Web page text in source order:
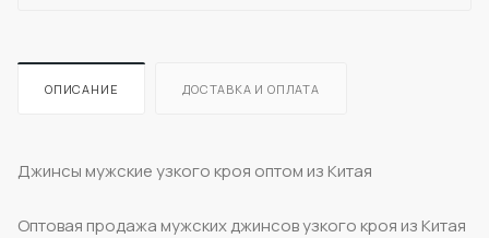
ОПИСАНИЕ ДОСТАВКА И ОПЛАТА
Джинсы мужские узкого кроя оптом из Китая
Оптовая продажа мужских джинсов узкого кроя из Китая